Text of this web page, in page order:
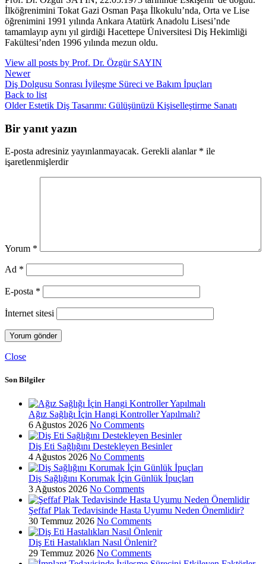
İlköğrenimini Tokat Gazi Osman Paşa İlkokulu’nda, Orta ve Lise
öğrenimini 1991 yılında Ankara Atatürk Anadolu Lisesi’nde
tamamlayıp aynı yıl girdiği Hacettepe Üniversitesi Diş Hekimliği
Fakültesi’nden 1996 yılında mezun oldu.
View all posts by Prof. Dr. Özgür SAYIN
Newer
Diş Dolgusu Sonrası İyileşme Süreci ve Bakım İpuçları
Back to list
Older Estetik Diş Tasarımı: Gülüşünüzü Kişiselleştirme Sanatı
Bir yanıt yazın
E-posta adresiniz yayınlanmayacak. Gerekli alanlar * ile
işaretlenmişlerdir
Yorum *
Ad *
E-posta *
İnternet sitesi
Close
Son Bilgiler
Ağız Sağlığı İçin Hangi Kontroller Yapılmalı?
6 Ağustos 2026 No Comments
Diş Eti Sağlığını Destekleyen Besinler
4 Ağustos 2026 No Comments
Diş Sağlığını Korumak İçin Günlük İpuçları
3 Ağustos 2026 No Comments
Şeffaf Plak Tedavisinde Hasta Uyumu Neden Önemlidir?
30 Temmuz 2026 No Comments
Diş Eti Hastalıkları Nasıl Önlenir?
29 Temmuz 2026 No Comments